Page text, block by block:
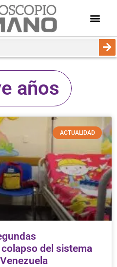
años
ACTUALIDAD
del sistema